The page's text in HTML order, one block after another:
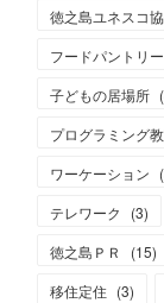
徳之島ユネスコ
フードパントリー
子どもの居場所 (
プログラミング
ワーケーション (
テレワーク
(3)
徳之島ＰＲ
(15)
移住定住 (3)